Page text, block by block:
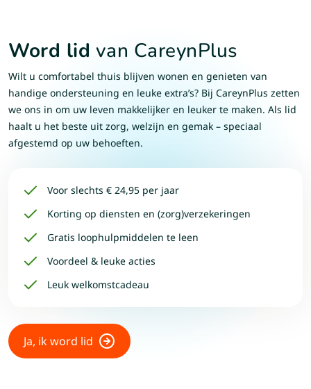
Word lid van CareynPlus
Wilt u comfortabel thuis blijven wonen en genieten van
handige ondersteuning en leuke extra’s? Bij CareynPlus zetten
we ons in om uw leven makkelijker en leuker te maken. Als lid
haalt u het beste uit zorg, welzijn en gemak – speciaal
afgestemd op uw behoeften.
Voor slechts € 24,95 per jaar
Korting op diensten en (zorg)verzekeringen
Gratis loophulpmiddelen te leen
Voordeel & leuke acties
Leuk welkomstcadeau
Ja, ik word lid